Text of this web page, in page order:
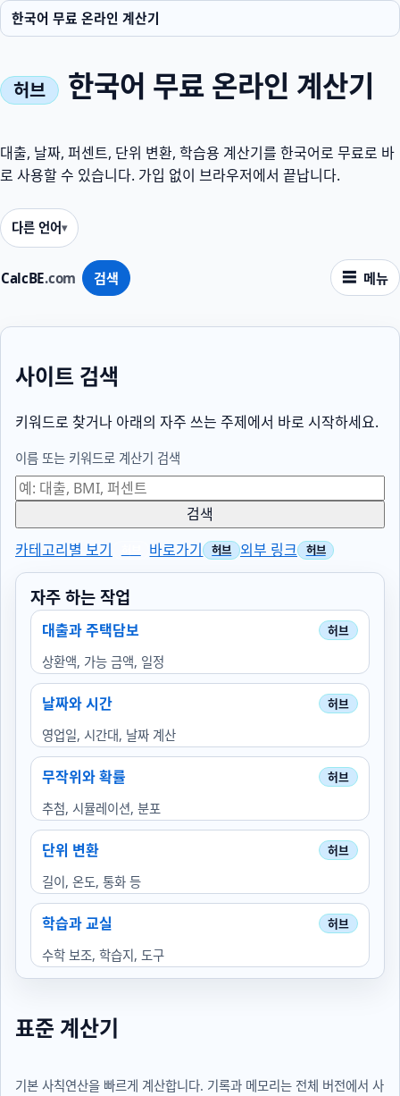
한국어 무료 온라인 계산기
CalcBE.com 검색 메뉴
한국어 무료 온라인 계산기
대출, 날짜, 퍼센트, 단위 변환, 학습용 계산기를 한국어로 무료로 바
로 사용할 수 있습니다. 가입 없이 브라우저에서 끝납니다.
다른 언어
사이트 검색
키워드로 찾거나 아래의 자주 쓰는 주제에서 바로 시작하세요.
이름 또는 키워드로 계산기 검색
검색
카테고리별 보기
바로가기 외부 링크
자주 하는 작업
대출과 주택담보
상환액, 가능 금액, 일정
날짜와 시간
영업일, 시간대, 날짜 계산
무작위와 확률
추첨, 시뮬레이션, 분포
단위 변환
길이, 온도, 통화 등
학습과 교실
수학 보조, 학습지, 도구
표준 계산기
기본 사칙연산을 빠르게 계산합니다. 기록과 메모리는 전체 버전에서 사